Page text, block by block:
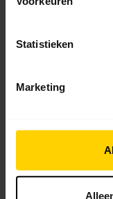
Statistieken
Marketing